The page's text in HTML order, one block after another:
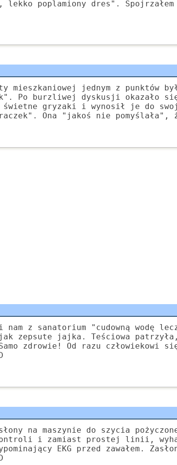
lekko poplamiony dres".
mieszkaniowej jednym z punktów
Po burzliwej dyskusji okazało
gryzaki i wynosił je do
Ona "jakoś nie pomyślała",
z sanatorium "cudowną wodę
zepsute jajka. Teściowa
zdrowie! Od razu człowiekowi
na maszynie do szycia
kontroli i zamiast prostej linii,
EKG przed zawałem.